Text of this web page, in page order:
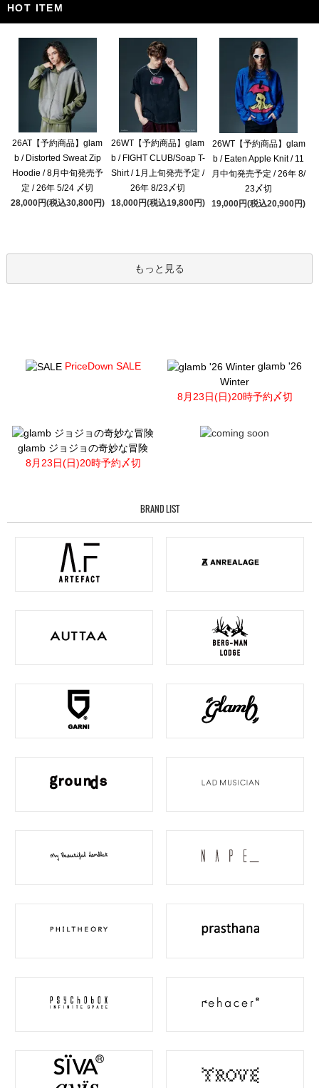
HOT ITEM
26AT【予約商品】glam
b / Distorted Sweat Zip
Hoodie / 8月中旬発売予
定 / 26年 5/24 〆切
28,000円(税込30,800円)
26WT【予約商品】glam
b / FIGHT CLUB/Soap T-
Shirt / 1月上旬発売予定 /
26年 8/23〆切
18,000円(税込19,800円)
26WT【予約商品】glam
b / Eaten Apple Knit / 11
月中旬発売予定 / 26年 8/
23〆切
19,000円(税込20,900円)
もっと見る
PriceDown SALE
glamb '26
Winter
8月23日(日)20時予約〆切
glamb ジョジョの奇妙な冒険
8月23日(日)20時予約〆切
BRAND LIST